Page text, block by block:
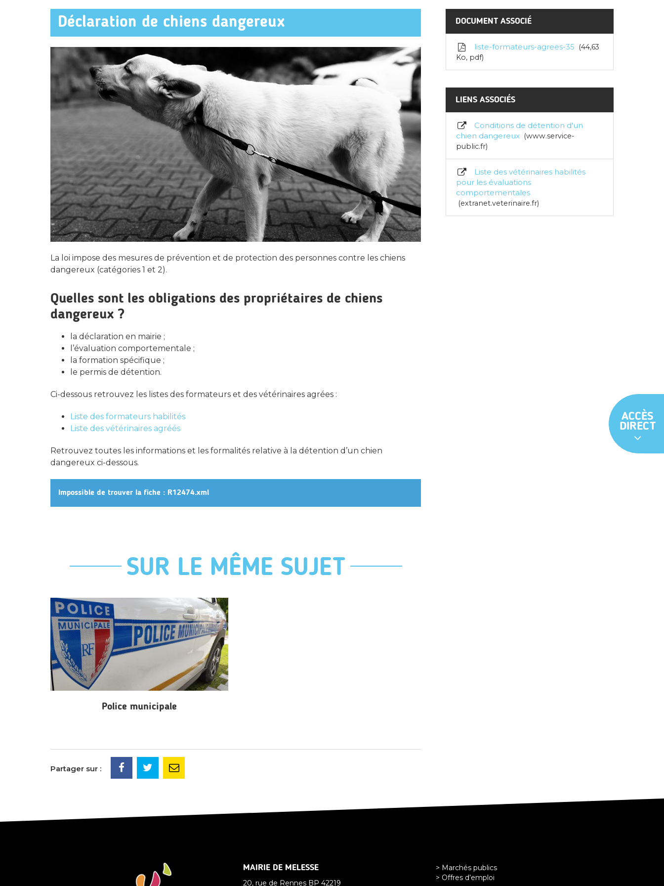
ACCÈS
DIRECT
Déclaration de chiens dangereux
La loi impose des mesures de prévention et de protection des personnes contre les chiens
dangereux (catégories 1 et 2).
Quelles sont les obligations des propriétaires de chiens
dangereux ?
la déclaration en mairie ;
l’évaluation comportementale ;
la formation spécifique ;
le permis de détention.
Ci-dessous retrouvez les listes des formateurs et des vétérinaires agrées :
Liste des formateurs habilités
Liste des vétérinaires agréés
Retrouvez toutes les informations et les formalités relative à la détention d’un chien
dangereux ci-dessous.
Impossible de trouver la fiche : R12474.xml
DOCUMENT ASSOCIÉ
liste-formateurs-agrees-35
44,63
Ko, pdf
LIENS ASSOCIÉS
Conditions de détention d'un
chien dangereux
www.service-
public.fr
Liste des vétérinaires habilités
pour les évaluations
comportementales
extranet.veterinaire.fr
SUR LE MÊME SUJET
Police municipale
Partager sur :
MAIRIE DE MELESSE
20, rue de Rennes BP 42219
> Marchés publics
> Offres d’emploi